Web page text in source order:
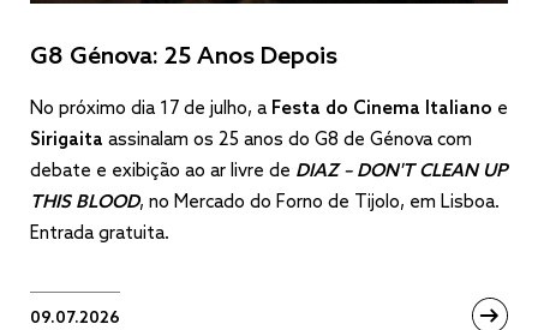
G8 Génova: 25 Anos Depois
No próximo dia 17 de julho, a Festa do Cinema Italiano e
Sirigaita assinalam os 25 anos do G8 de Génova com
debate e exibição ao ar livre de DIAZ – DON'T CLEAN UP
THIS BLOOD, no Mercado do Forno de Tijolo, em Lisboa.
Entrada gratuita.
09.07.2026